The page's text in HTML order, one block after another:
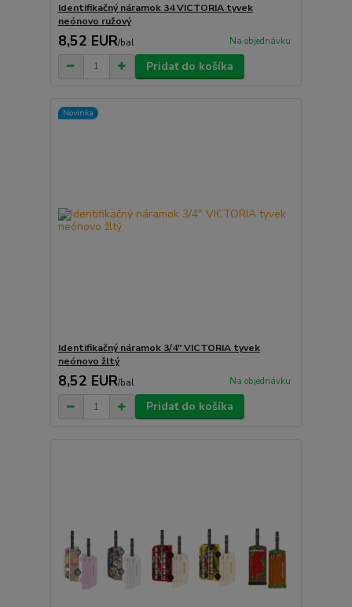
Identifikačný náramok 34 VICTORIA tyvek
neónovo ružový
8,52 EUR/bal Na objednávku
Pridať do košíka
Novinka
Identifikačný náramok 3/4" VICTORIA tyvek
neónovo žltý
8,52 EUR/bal Na objednávku
Pridať do košíka